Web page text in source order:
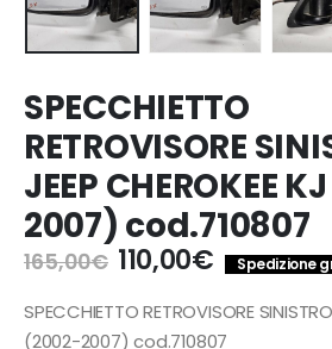
SPECCHIETTO
RETROVISORE
JEEP CHEROKEE
2007) cod.710807
165,00€ Il
originale
era:
110,00€Il
prezzo
attuale
è:
Spedizione
SPECCHIETTO RETROVISORE
(2002-2007) cod.710807